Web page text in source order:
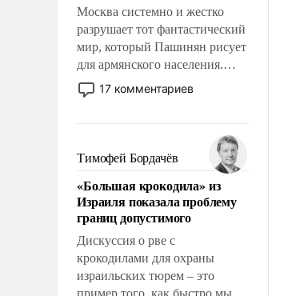
Москва системно и жестко
разрушает тот фантастический
мир, который Пашинян рисует
для армянского населения.
Мир, где политические
прожекты будут безусловно
налогоплательщиков и где
Еревану за свои поступки не
нужно отвечать.
17 комментариев
Тимофей Бордачёв
«Большая крокодила» из
Израиля показала проблему
границ допустимого
Дискуссия о рве с
крокодилами для охраны
израильских тюрем – это
пример того, как быстро мы